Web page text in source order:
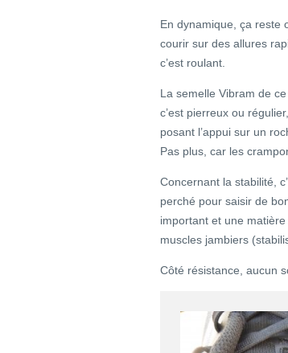
En dynamique, ça reste
courir sur des allures
c’est roulant.
La semelle Vibram de
c’est pierreux ou
posant l’appui sur un
Pas plus, car les
Concernant la stabilité,
perché pour saisir de
important et une matière
muscles jambiers
Côté résistance, aucun